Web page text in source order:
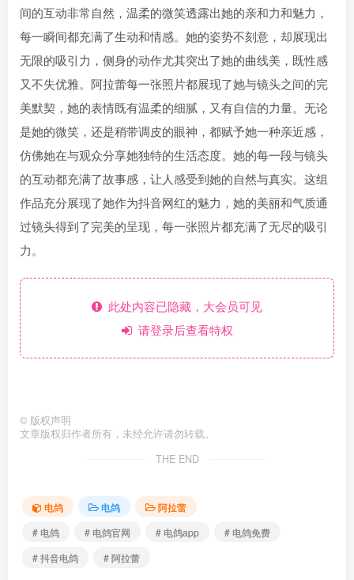
间的互动非常自然，温柔的微笑透露出她的亲和力和魅力，
每一瞬间都充满了生动和情感。她的姿势不刻意，却展现出
无限的吸引力，侧身的动作尤其突出了她的曲线美，既性感
又不失优雅。阿拉蕾每一张照片都展现了她与镜头之间的完
美默契，她的表情既有温柔的细腻，又有自信的力量。无论
是她的微笑，还是稍带调皮的眼神，都赋予她一种亲近感，
仿佛她在与观众分享她独特的生活态度。她的每一段与镜头
的互动都充满了故事感，让人感受到她的自然与真实。这组
作品充分展现了她作为抖音网红的魅力，她的美丽和气质通
过镜头得到了完美的呈现，每一张照片都充满了无尽的吸引
力。
此处内容已隐藏，大会员可见
请登录后查看特权
© 版权声明
文章版权归作者所有，未经允许请勿转载。
THE END
电鸽 电鸽
阿拉蕾
# 电鸽
# 电鸽官网 # 电鸽app
# 电鸽免费
# 抖音电鸽
# 阿拉蕾